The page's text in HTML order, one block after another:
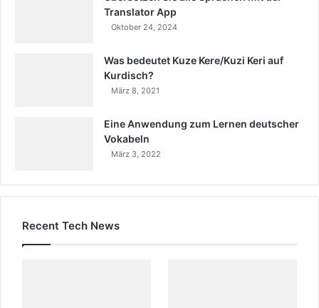
Translator App
Oktober 24, 2024
Was bedeutet Kuze Kere/Kuzi Keri auf
Kurdisch?
März 8, 2021
Eine Anwendung zum Lernen deutscher
Vokabeln
März 3, 2022
Recent Tech News